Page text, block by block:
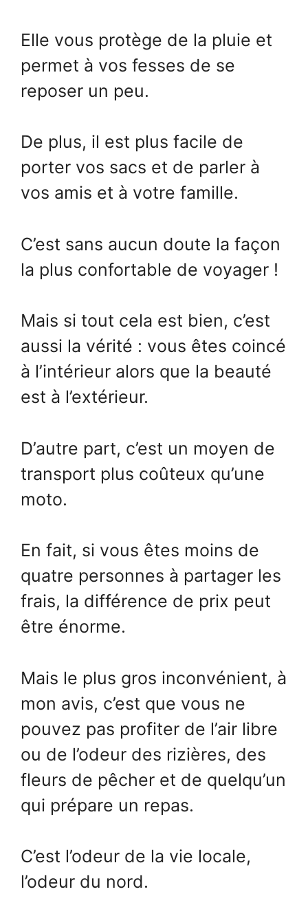
Elle vous protège de la pluie et
permet à vos fesses de se
reposer un peu.
De plus, il est plus facile de
porter vos sacs et de parler à
vos amis et à votre famille.
C’est sans aucun doute la façon
la plus confortable de voyager !
Mais si tout cela est bien, c’est
aussi la vérité : vous êtes coincé
à l’intérieur alors que la beauté
est à l’extérieur.
D’autre part, c’est un moyen de
transport plus coûteux qu’une
moto.
En fait, si vous êtes moins de
quatre personnes à partager les
frais, la différence de prix peut
être énorme.
Mais le plus gros inconvénient, à
mon avis, c’est que vous ne
pouvez pas profiter de l’air libre
ou de l’odeur des rizières, des
fleurs de pêcher et de quelqu’un
qui prépare un repas.
C’est l’odeur de la vie locale,
l’odeur du nord.